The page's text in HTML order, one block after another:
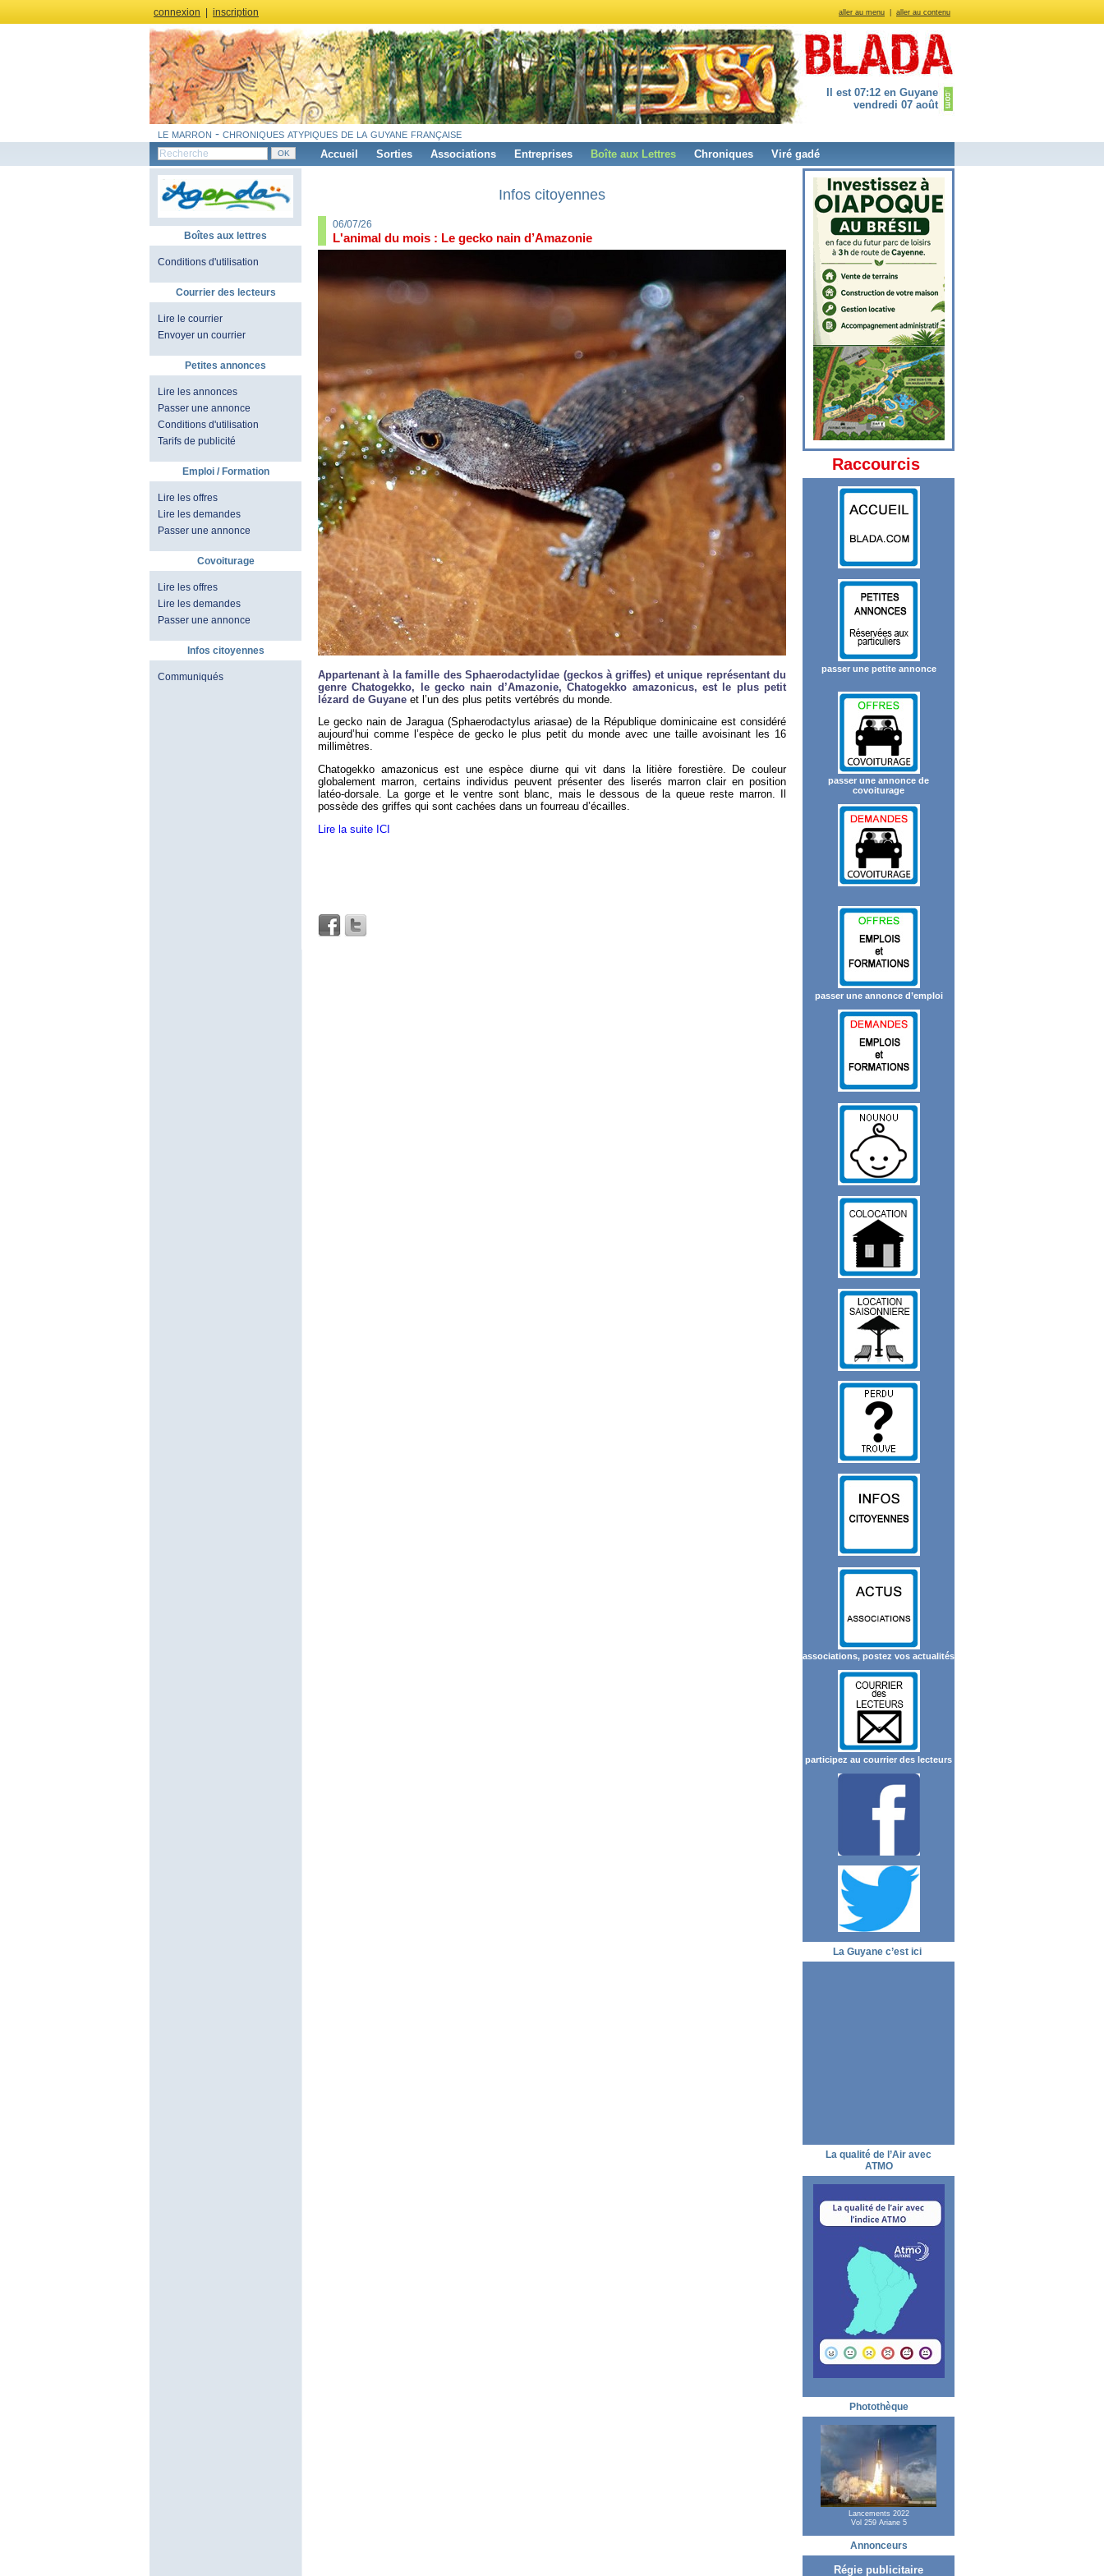
aller au menu aller au contenu
connexion inscription
Il est 07:12 en Guyane
vendredi 07 août
le marron - chroniques atypiques de la guyane française
Accueil Sorties Associations Entreprises Boîte aux Lettres Chroniques Viré gadé
Boîtes aux lettres
Conditions d'utilisation
Courrier des lecteurs
Lire le courrier
Envoyer un courrier
Petites annonces
Lire les annonces
Passer une annonce
Conditions d'utilisation
Tarifs de publicité
Emploi / Formation
Lire les offres
Lire les demandes
Passer une annonce
Covoiturage
Lire les offres
Lire les demandes
Passer une annonce
Infos citoyennes
Communiqués
Infos citoyennes
06/07/26
L'animal du mois : Le gecko nain d’Amazonie
Appartenant à la famille des Sphaerodactylidae (geckos à griffes) et unique représentant du
genre Chatogekko, le gecko nain d’Amazonie, Chatogekko amazonicus, est le plus petit
lézard de Guyane et l’un des plus petits vertébrés du monde.
Le gecko nain de Jaragua (Sphaerodactylus ariasae) de la République dominicaine est considéré
aujourd’hui comme l’espèce de gecko le plus petit du monde avec une taille avoisinant les 16
millimètres.
Chatogekko amazonicus est une espèce diurne qui vit dans la litière forestière. De couleur
globalement marron, certains individus peuvent présenter des liserés marron clair en position
latéo-dorsale. La gorge et le ventre sont blanc, mais le dessous de la queue reste marron. Il
possède des griffes qui sont cachées dans un fourreau d’écailles.
Lire la suite ICI
Raccourcis
passer une petite annonce
passer une annonce de
covoiturage
passer une annonce d’emploi
associations, postez vos actualités
participez au courrier des lecteurs
La Guyane c’est ici
La qualité de l’Air avec
ATMO
Photothèque
Lancements 2022
Vol 259 Ariane 5
Annonceurs
Régie publicitaire